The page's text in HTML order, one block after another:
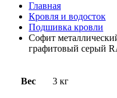
Главная
Кровля и водосток
Подшивка кровли
Софит
графитовый серый
Вес 3 кг